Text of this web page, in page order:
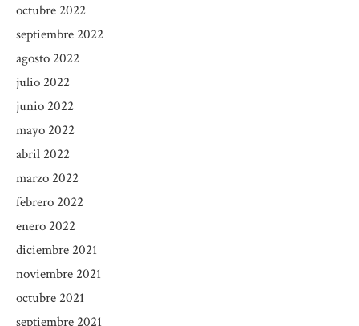
octubre 2022
septiembre 2022
agosto 2022
julio 2022
junio 2022
mayo 2022
abril 2022
marzo 2022
febrero 2022
enero 2022
diciembre 2021
noviembre 2021
octubre 2021
septiembre 2021